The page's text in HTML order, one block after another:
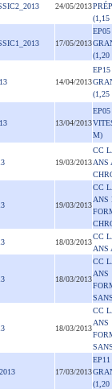
24/05/2013
(1,15
17/05/2013
(1,20
14/04/2013
(1,25
13/04/2013
M)
19/03/2013
CC
ANS
19/03/2013
CC
ANS
18/03/2013
CC
ANS
18/03/2013
CC
ANS
18/03/2013
CC
ANS
17/03/2013
(1,20